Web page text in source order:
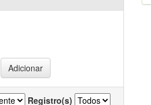
Registro(s)